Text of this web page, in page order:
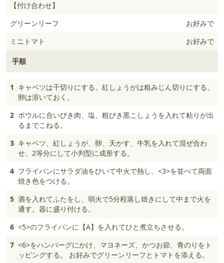
【付け合わせ】
グリーンリーフ
お好みで
ミニトマト
お好みで
手順
1 キャベツは千切りにする。紅しょうがは粗みじん切りにする。
卵は溶いておく。
2 ボウルに合いびき肉、塩、粗びき黒こしょうを入れて粘りが出
るまでこねる。
3 キャベツ、紅しょうが、卵、天かす、牛乳を入れて混ぜ合わ
せ、2等分にして小判型に成形する。
4 フライパンにサラダ油をひいて中火で熱し、<3>を並べて両面
焼き色をつける。
5 酒を入れてふたをし、弱火で5分程蒸し焼きにして中まで火を
通す。器に盛り付ける。
6 <5>のフライパンに【A】を入れてひと煮立ちさせる。
7 <6>をハンバーグにかけ、マヨネーズ、かつお節、青のりをト
ッピングする。 お好みでグリーンリーフとトマトを添える。